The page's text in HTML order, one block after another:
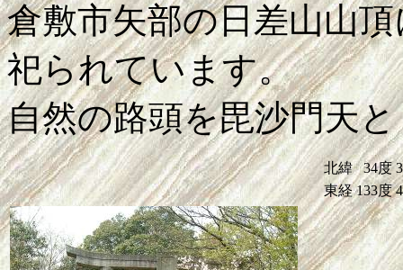
倉敷市矢部の日差山山
祀られています。
自然の路頭を毘沙門天
北緯 34度
東経 133度